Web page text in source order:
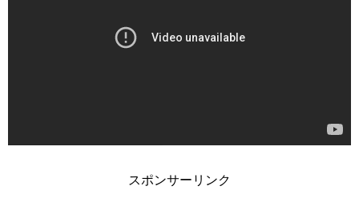
スポンサーリンク